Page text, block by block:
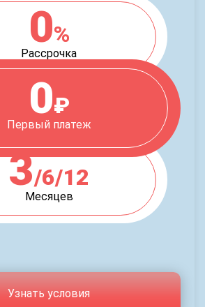
0%
Рассрочка
0₽
Первый платеж
3/6/12
Месяцев
Узнать условия